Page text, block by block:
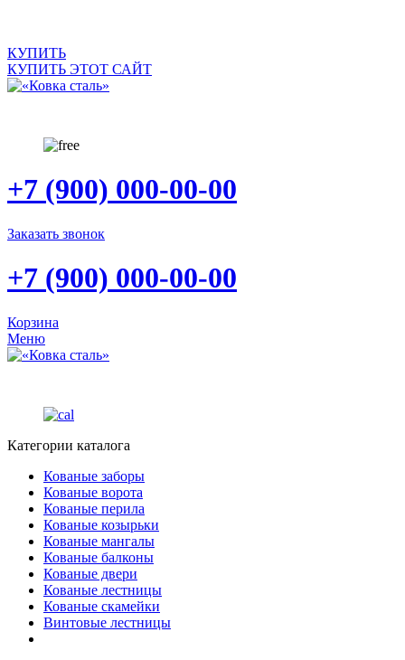
КУПИТЬ
КУПИТЬ ЭТОТ САЙТ
+7 (900) 000-00-00
Заказать звонок
+7 (900) 000-00-00
Корзина
Меню
Категории каталога
Кованые заборы
Кованые ворота
Кованые перила
Кованые козырьки
Кованые мангалы
Кованые балконы
Кованые двери
Кованые лестницы
Кованые скамейки
Винтовые лестницы